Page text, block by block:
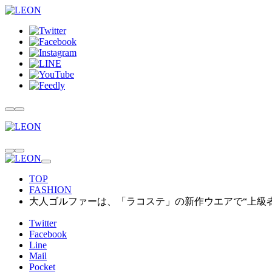
TOP
FASHION
大人ゴルファーは、「ラコステ」の新作ウエアで“上級
Twitter
Facebook
Line
Mail
Pocket